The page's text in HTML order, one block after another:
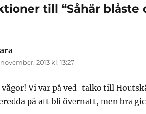
till “Såhär blåste
2013 kl. 13:27
Vi var på ved-talko till
på att bli övernatt, men bra